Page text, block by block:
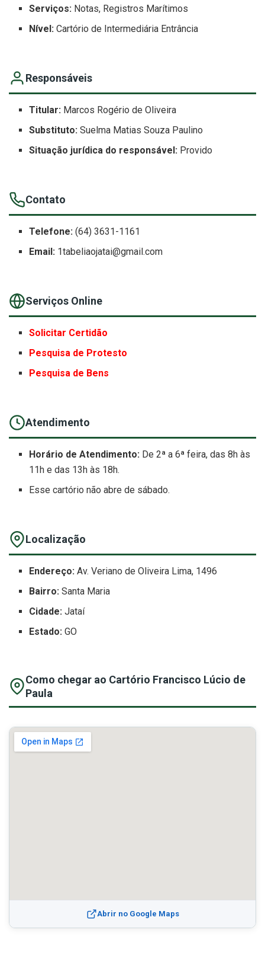
Serviços: Notas, Registros Marítimos
Nível: Cartório de Intermediária Entrância
Responsáveis
Titular: Marcos Rogério de Oliveira
Substituto: Suelma Matias Souza Paulino
Situação jurídica do responsável: Provido
Contato
Telefone: (64) 3631-1161
Email: 1tabeliaojatai@gmail.com
Serviços Online
Solicitar Certidão
Pesquisa de Protesto
Pesquisa de Bens
Atendimento
Horário de Atendimento: De 2ª a 6ª feira, das 8h às
11h e das 13h às 18h.
Esse cartório não abre de sábado.
Localização
Endereço: Av. Veriano de Oliveira Lima, 1496
Bairro: Santa Maria
Cidade: Jataí
Estado: GO
Como chegar ao Cartório Francisco Lúcio de
Paula
Abrir no Google Maps